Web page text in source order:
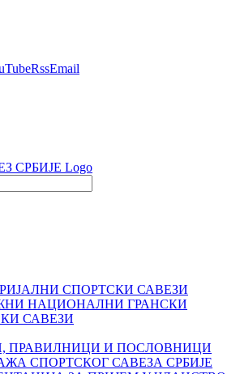
RssEmail
СПОРТСКИ САВЕЗИ
НАЦИОНАЛНИ ГРАНСКИ
САВЕЗИ
ПРАВИЛНИЦИ И ПОСЛОВНИЦИ
СПОРТСКОГ САВЕЗА СРБИЈЕ